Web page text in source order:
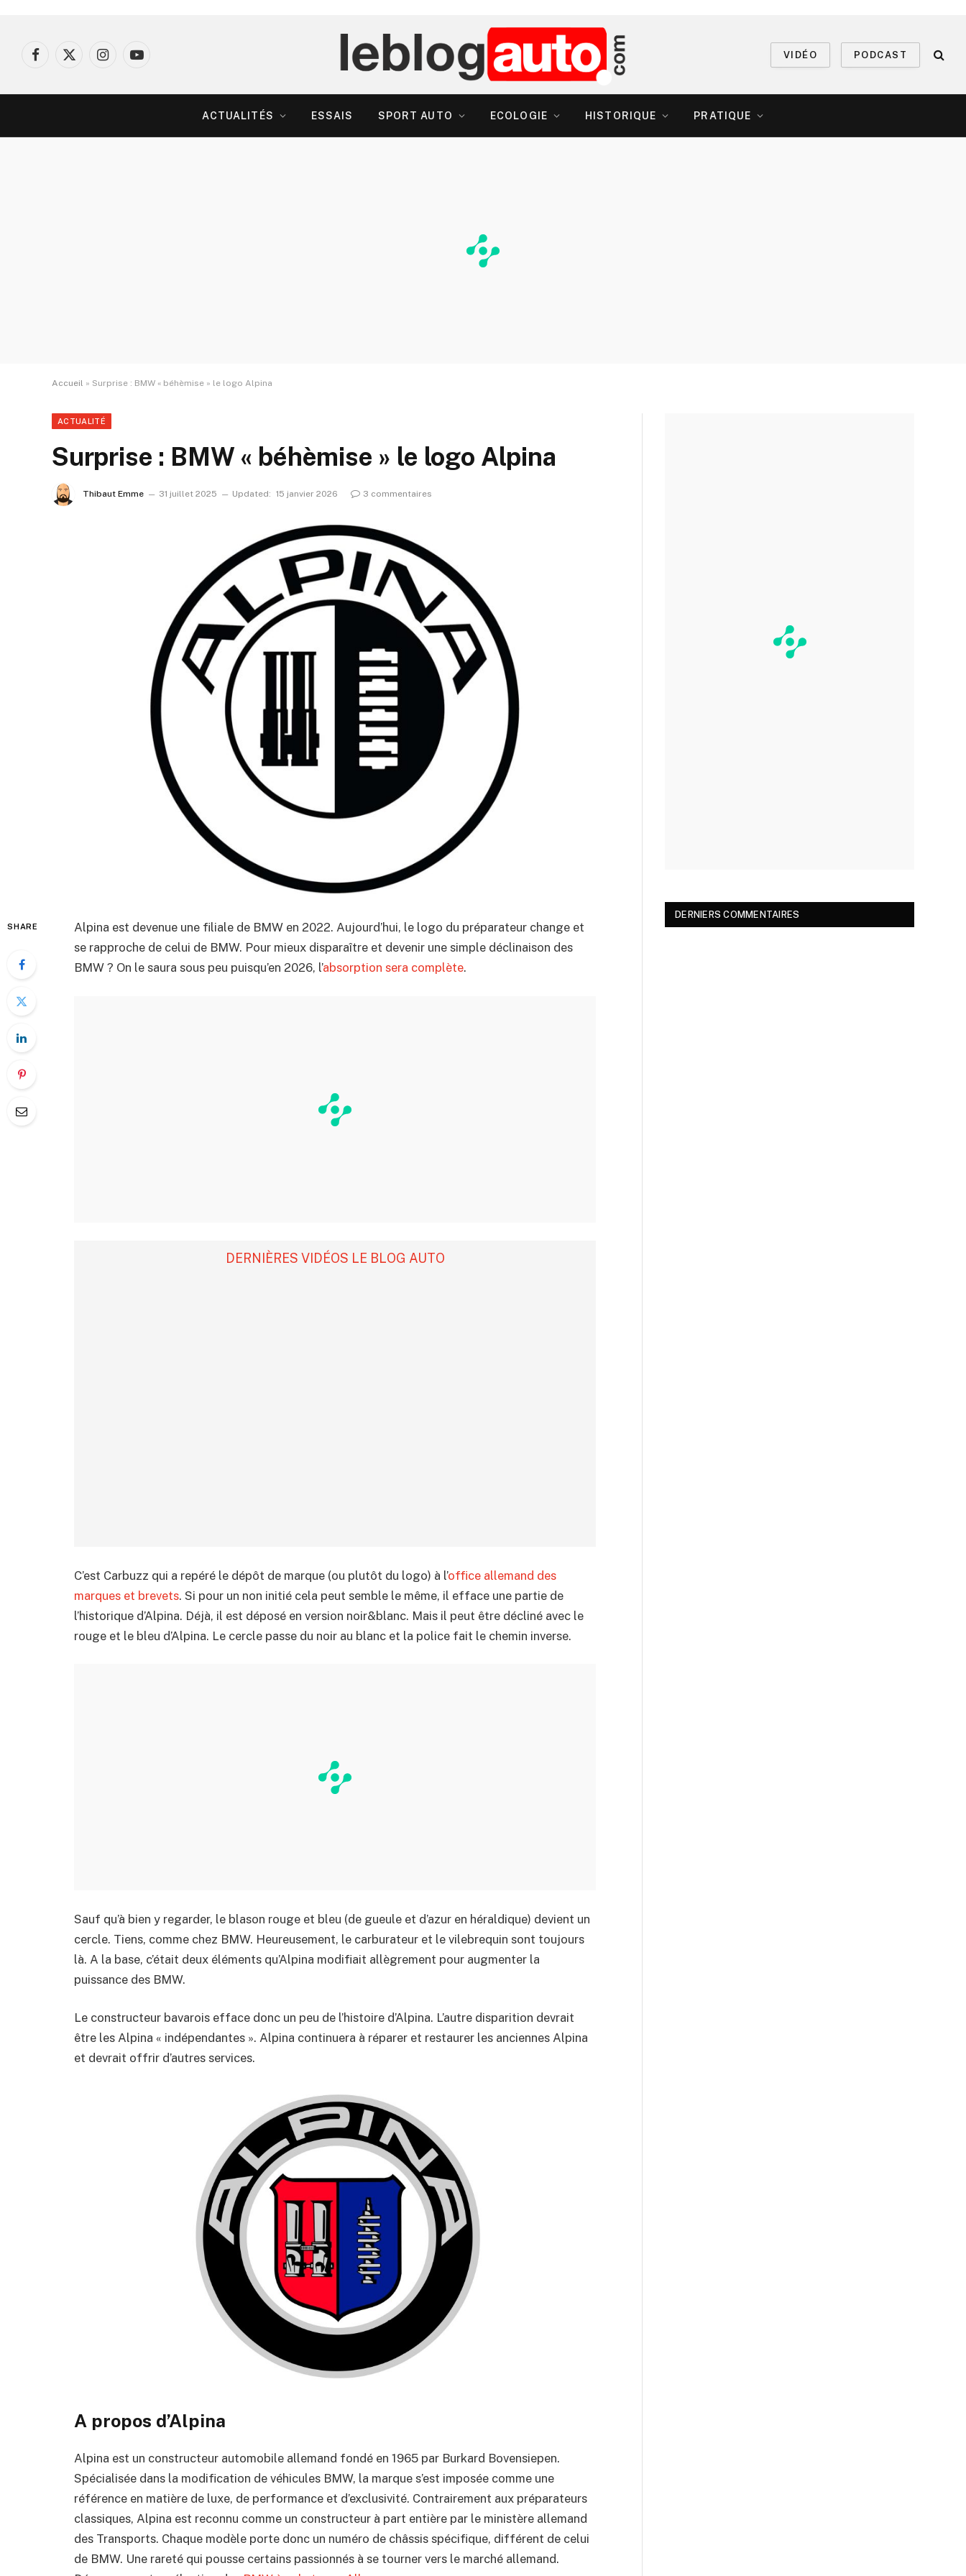
Facebook
X
InstagramYouTube
VIDÉO PODCAST
ACTUALITÉS ESSAIS SPORT AUTO ECOLOGIE HISTORIQUE PRATIQUE
Accueil » Surprise : BMW « béhèmise » le logo Alpina
ACTUALITÉ
Surprise : BMW « béhèmise » le logo Alpina
Thibaut Emme 31 juillet 2025 Updated: 15 janvier 2026 3 commentaires
SHARE
Alpina est devenue une filiale de BMW en 2022. Aujourd’hui, le logo du préparateur change et
se rapproche de celui de BMW. Pour mieux disparaître et devenir une simple déclinaison des
BMW ? On le saura sous peu puisqu’en 2026, l’absorption sera complète.
DERNIÈRES VIDÉOS LE BLOG AUTO
C’est Carbuzz qui a repéré le dépôt de marque (ou plutôt du logo) à l’office allemand des
marques et brevets. Si pour un non initié cela peut semble le même, il efface une partie de
l’historique d’Alpina. Déjà, il est déposé en version noir&blanc. Mais il peut être décliné avec le
rouge et le bleu d’Alpina. Le cercle passe du noir au blanc et la police fait le chemin inverse.
Sauf qu’à bien y regarder, le blason rouge et bleu (de gueule et d’azur en héraldique) devient un
cercle. Tiens, comme chez BMW. Heureusement, le carburateur et le vilebrequin sont toujours
là. A la base, c’était deux éléments qu’Alpina modifiait allègrement pour augmenter la
puissance des BMW.
Le constructeur bavarois efface donc un peu de l’histoire d’Alpina. L’autre disparition devrait
être les Alpina « indépendantes ». Alpina continuera à réparer et restaurer les anciennes Alpina
et devrait offrir d’autres services.
A propos d’Alpina
Alpina est un constructeur automobile allemand fondé en 1965 par Burkard Bovensiepen.
Spécialisée dans la modification de véhicules BMW, la marque s’est imposée comme une
référence en matière de luxe, de performance et d’exclusivité. Contrairement aux préparateurs
classiques, Alpina est reconnu comme un constructeur à part entière par le ministère allemand
des Transports. Chaque modèle porte donc un numéro de châssis spécifique, différent de celui
de BMW. Une rareté qui pousse certains passionnés à se tourner vers le marché allemand.
DERNIERS COMMENTAIRES